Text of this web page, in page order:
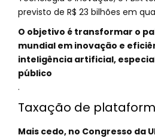
previsto de R$ 23 bilhões em
O objetivo é transformar o
mundial em inovação e
inteligência artificial,
público
.
Taxação de
Mais cedo, no Congresso da